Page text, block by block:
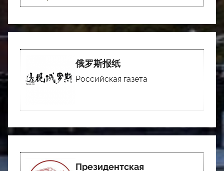
俄罗斯报纸
Российская газета
Президентская